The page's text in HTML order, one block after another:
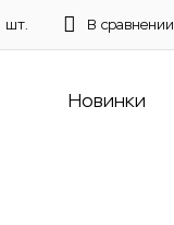
шт. В сравнении
Новинки